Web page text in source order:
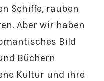
Schiffe, rauben
Aber wir haben
Bild
Büchern
Kultur und ihre